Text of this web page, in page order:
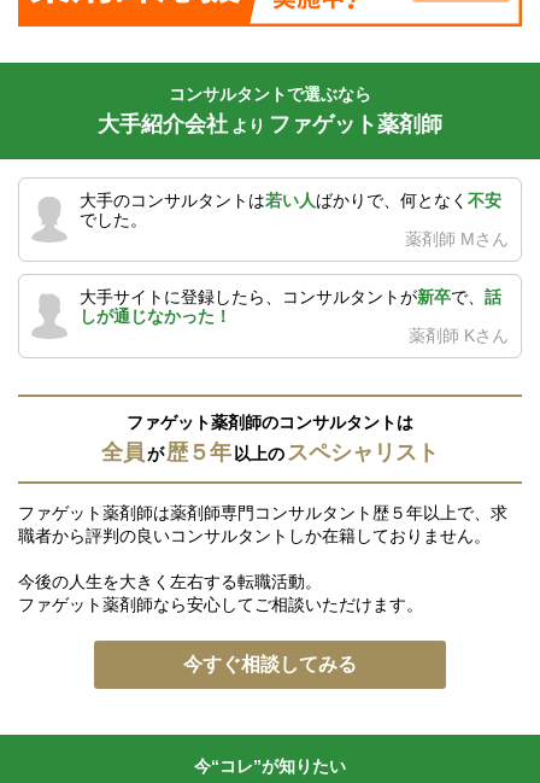
コンサルタントで選ぶなら
大手紹介会社 より ファゲット薬剤師
大手のコンサルタントは若い人ばかりで、何となく 不安
でした。
薬剤師 Mさん
大手サイトに登録したら、コンサルタントが新卒で、 話
しが通じなかった！
薬剤師 Kさん
ファゲット薬剤師のコンサルタントは
全員が歴５年以上のスペシャリスト
ファゲット薬剤師は薬剤師専門コンサルタント歴５年以上で、求
職者から評判の良いコンサルタントしか在籍しておりません。
今後の人生を大きく左右する転職活動。
ファゲット薬剤師なら安心してご相談いただけます。
今すぐ相談してみる
今“コレ”が知りたい